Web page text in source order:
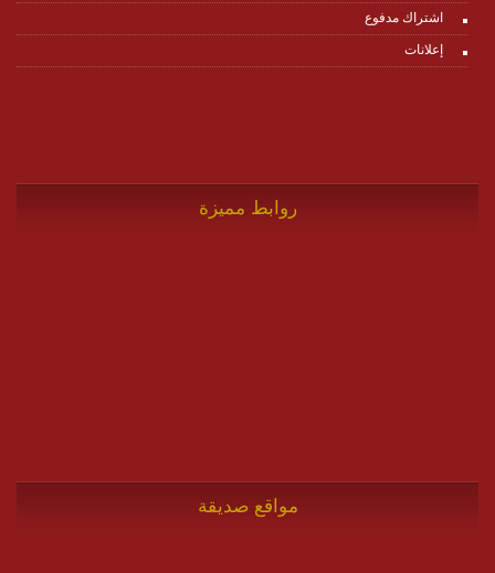
اشتراك مدفوع
إعلانات
روابط مميزة
مواقع صديقة